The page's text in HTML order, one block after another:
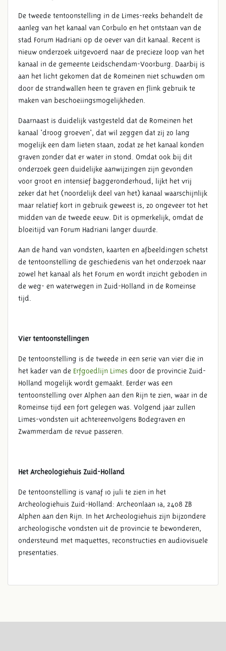
De tweede tentoonstelling in de Limes-reeks behandelt de
aanleg van het kanaal van Corbulo en het ontstaan van de
stad Forum Hadriani op de oever van dit kanaal. Recent is
nieuw onderzoek uitgevoerd naar de precieze loop van het
kanaal in de gemeente Leidschendam-Voorburg. Daarbij is
aan het licht gekomen dat de Romeinen niet schuwden om
door de strandwallen heen te graven en flink gebruik te
maken van beschoeiingsmogelijkheden.
Daarnaast is duidelijk vastgesteld dat de Romeinen het
kanaal 'droog groeven', dat wil zeggen dat zij zo lang
mogelijk een dam lieten staan, zodat ze het kanaal konden
graven zonder dat er water in stond. Omdat ook bij dit
onderzoek geen duidelijke aanwijzingen zijn gevonden
voor groot en intensief baggeronderhoud, lijkt het vrij
zeker dat het (noordelijk deel van het) kanaal waarschijnlijk
maar relatief kort in gebruik geweest is, zo ongeveer tot het
midden van de tweede eeuw. Dit is opmerkelijk, omdat de
bloeitijd van Forum Hadriani langer duurde.
Aan de hand van vondsten, kaarten en afbeeldingen schetst
de tentoonstelling de geschiedenis van het onderzoek naar
zowel het kanaal als het Forum en wordt inzicht geboden in
de weg- en waterwegen in Zuid-Holland in de Romeinse
tijd.
Vier tentoonstellingen
De tentoonstelling is de tweede in een serie van vier die in
het kader van de Erfgoedlijn Limes door de provincie Zuid-
Holland mogelijk wordt gemaakt. Eerder was een
tentoonstelling over Alphen aan den Rijn te zien, waar in de
Romeinse tijd een fort gelegen was. Volgend jaar zullen
Limes-vondsten uit achtereenvolgens Bodegraven en
Zwammerdam de revue passeren.
Het Archeologiehuis Zuid-Holland
De tentoonstelling is vanaf 10 juli te zien in het
Archeologiehuis Zuid-Holland: Archeonlaan 1a, 2408 ZB
Alphen aan den Rijn. In het Archeologiehuis zijn bijzondere
archeologische vondsten uit de provincie te bewonderen,
ondersteund met maquettes, reconstructies en audiovisuele
presentaties.